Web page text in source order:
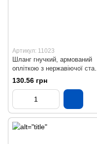
Артикул: 11023
Шланг гнучкий, армований
опліткою з нержавіючої сталі
(ВВ), L = 2000 мм
130.56 грн